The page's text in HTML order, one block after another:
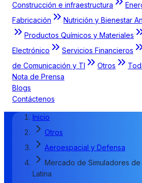
Construcción e infraestructura
Fabricación
Nutrición y Bienestar
Productos Químicos y Materiales
Electrónico
Servicios Financieros
de Comunicación y TI
Otros
Nota de Prensa
Blogs
Contáctenos
Inicio
Otros
Aeroespacial y Defensa
Mercado de Simuladores
Latina